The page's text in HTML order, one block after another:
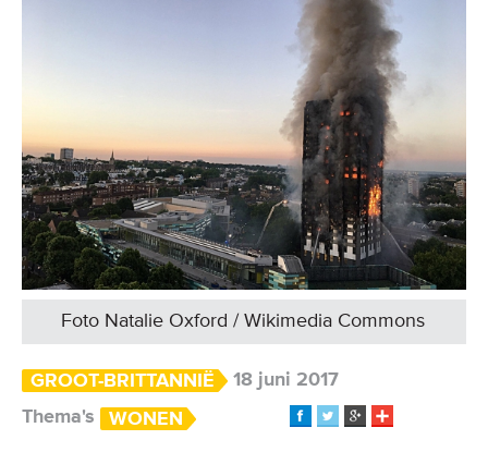
Foto Natalie Oxford / Wikimedia Commons
GROOT-BRITTANNIË
18 juni 2017
Thema's
WONEN